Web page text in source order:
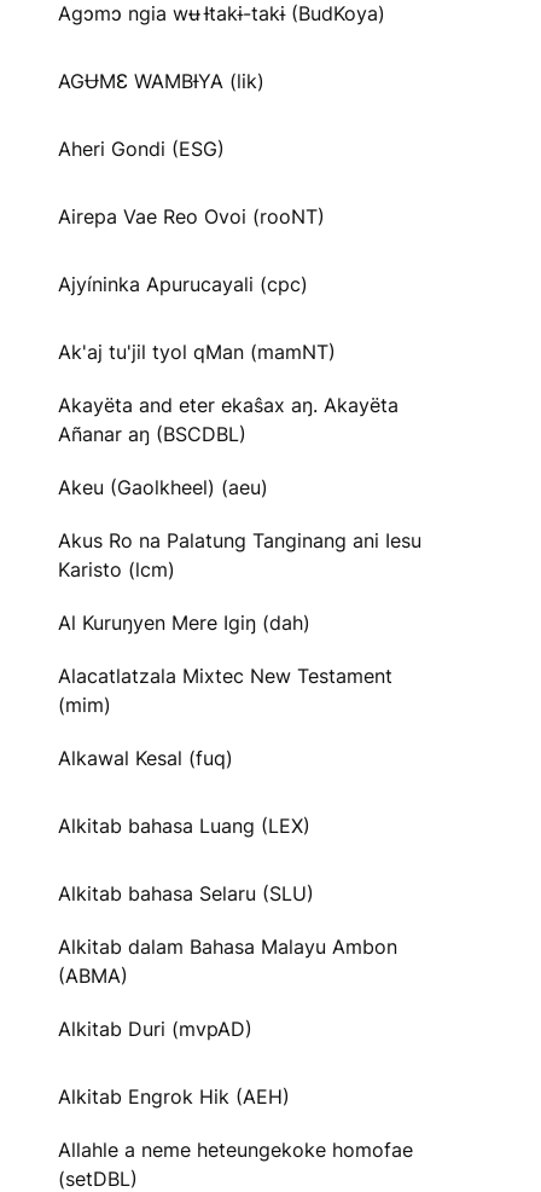
Agɔmɔ ngia wʉ Ɨtakɨ-takɨ (BudKoya)
AGɄMƐ WAMBƗYA (lik)
Aheri Gondi (ESG)
Airepa Vae Reo Ovoi (rooNT)
Ajyíninka Apurucayali (cpc)
Ak'aj tu'jil tyol qMan (mamNT)
Akayëta and eter ekaŝax aŋ. Akayëta
Añanar aŋ (BSCDBL)
Akeu (Gaolkheel) (aeu)
Akus Ro na Palatung Tanginang ani Iesu
Karisto (lcm)
Al Kuruŋyen Mere Igiŋ (dah)
Alacatlatzala Mixtec New Testament
(mim)
Alkawal Kesal (fuq)
Alkitab bahasa Luang (LEX)
Alkitab bahasa Selaru (SLU)
Alkitab dalam Bahasa Malayu Ambon
(ABMA)
Alkitab Duri (mvpAD)
Alkitab Engrok Hik (AEH)
Allahle a neme heteungekoke homofae
(setDBL)